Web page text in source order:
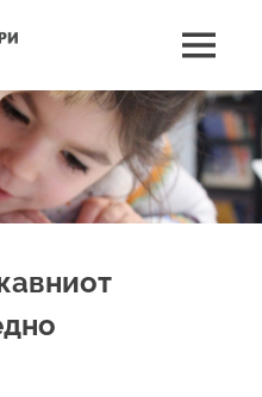
на
на
Македонија
MENU